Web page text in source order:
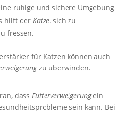
ruhige und sichere Umgebung
hilft der Katze, sich zu
fressen.
für Katzen können auch
zu überwinden.
dass Futterverweigerungein
sein kann. Bei